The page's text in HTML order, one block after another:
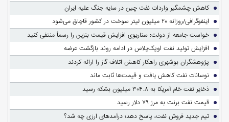
کاهش چشمگیر واردات نفت چین در سایه جنگ علیه ایران
اینفوگرافی/روزانه ۲۰ میلیون لیتر سوخت در کشور قاچاق می‌شود
خواست جامعه از دولت: سناریوی افزایش قیمت بنزین را رسماً منتفی کنید
افزایش تولید نفت اوپک‌پلاس در ادامه روند بازگشت عرضه
پژوهشگران بوشهری راهکار کاهش اتلاف گاز را ارائه کردند
نوسانات نفت کاهش یافت و قیمت‌ها ثابت ماند
ذخایر نفت خام آمریکا به ۳۰۴.۸ میلیون بشکه رسید
قیمت نفت برنت به مرز ۷۹ دلار رسید
تیم جدید فروش نفت، پاسخ دهد؛ درآمدهای ارزی چه شد؟